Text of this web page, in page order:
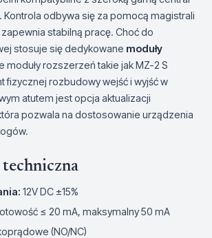
Kontrola odbywa się za pomocą magistrali
stabilną pracę. Choć do
stosuje się dedykowane moduły
moduły rozszerzeń takie jak MZ-2 S
fizycznej rozbudowy wejść i wyjść w
atutem jest opcja aktualizacji
pozwala na dostosowanie urządzenia
techniczna
12V DC ±15%
≤ 20 mA, maksymalny 50 mA
(NO/NC)